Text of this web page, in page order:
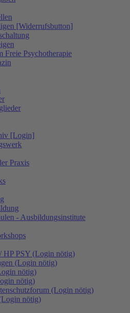
[Widerrufsbutton]
Freie Psychotherapie
[Login]
Praxis
- Ausbildungsinstitute
HP PSY (Login nötig)
(Login nötig)
nötig)
nötig)
(Login nötig)
nötig)